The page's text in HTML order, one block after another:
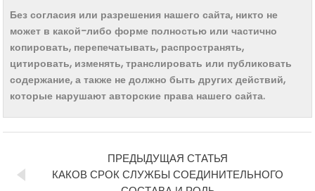
Без согласия или разрешения нашего сайта, никто не
может в какой-либо форме полностью или частично
копировать, перепечатывать, распространять,
цитировать, изменять, транслировать или публиковать
содержание, а также не должно быть других действий,
которые нарушают авторские права нашего сайта.
ПРЕДЫДУЩАЯ СТАТЬЯ
КАКОВ СРОК СЛУЖБЫ СОЕДИНИТЕЛЬНОГО